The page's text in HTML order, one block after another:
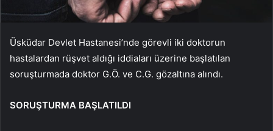
Üsküdar Devlet Hastanesi’nde görevli iki doktorun
hastalardan rüşvet aldığı iddiaları üzerine başlatılan
soruşturmada doktor G.Ö. ve C.G. gözaltına alındı.
SORUŞTURMA BAŞLATILDI